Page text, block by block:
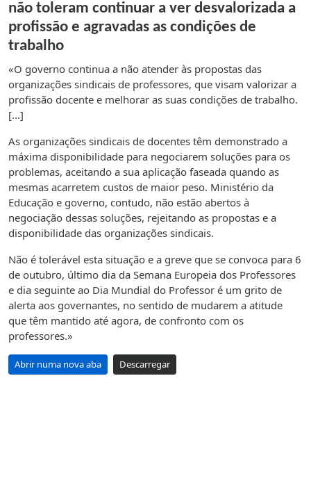
não toleram continuar a ver desvalorizada a
profissão e agravadas as condições de
trabalho
«O governo continua a não atender às propostas das
organizações sindicais de professores, que visam valorizar a
profissão docente e melhorar as suas condições de trabalho.
[...]
As organizações sindicais de docentes têm demonstrado a
máxima disponibilidade para negociarem soluções para os
problemas, aceitando a sua aplicação faseada quando as
mesmas acarretem custos de maior peso. Ministério da
Educação e governo, contudo, não estão abertos à
negociação dessas soluções, rejeitando as propostas e a
disponibilidade das organizações sindicais.
Não é tolerável esta situação e a greve que se convoca para 6
de outubro, último dia da Semana Europeia dos Professores
e dia seguinte ao Dia Mundial do Professor é um grito de
alerta aos governantes, no sentido de mudarem a atitude
que têm mantido até agora, de confronto com os
professores.»
Abrir numa nova aba Descarregar